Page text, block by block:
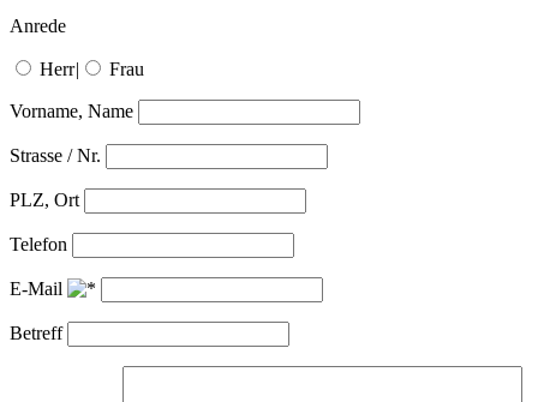
Anrede
Herr| Frau
Vorname, Name
Strasse / Nr.
PLZ, Ort
Telefon
E-Mail
Betreff